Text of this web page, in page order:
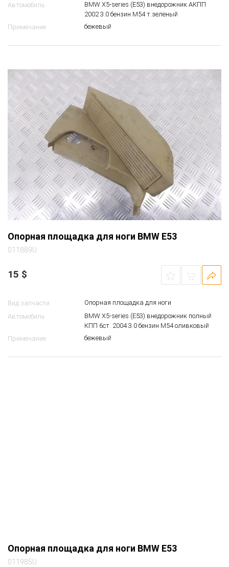
Автомобиль
BMW X5-series (E53) внедорожник АКПП
2002 3.0 бензин M54 т.зеленый
Примечание
бежевый
Опорная площадка для ноги BMW E53
011889U
15 $
Вид запчасти
Опорная площадка для ноги
Автомобиль
BMW X5-series (E53) внедорожник полный
КПП 6ст. 2004 3.0 бензин M54 оливковый
Примечание
бежевый
Опорная площадка для ноги BMW E53
011985U